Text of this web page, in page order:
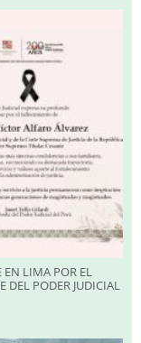
EN LIMA POR EL
DEL PODER JUDICIAL